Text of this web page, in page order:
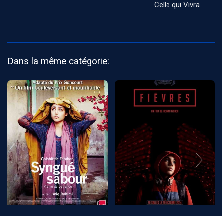
Celle qui Vivra
Dans la même catégorie: